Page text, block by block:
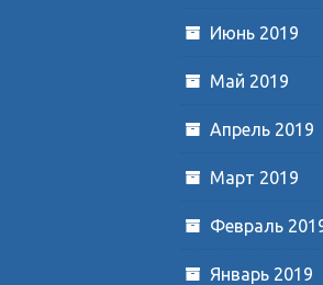
Июнь 2019
Май 2019
Апрель 2019
Март 2019
Февраль
Январь 2019